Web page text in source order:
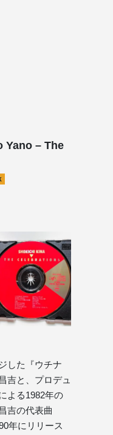
Yano – The
した『ウチナ
吉と、プロデュ
よる1982年の
吉の代表曲
年にリリース